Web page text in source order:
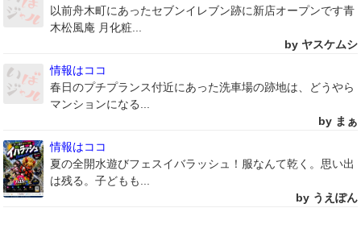
以前舟木町にあったセブンイレブン跡に新店オープンです青
木松風庵 月化粧...
by ヤスケムシ
情報はココ
春日のプチプランス付近にあった洗車場の跡地は、どうやら
マンションになる...
by まぁ
情報はココ
夏の全開水遊びフェスイバラッシュ！服なんて乾く。思い出
は残る。子どもも...
by うえぽん